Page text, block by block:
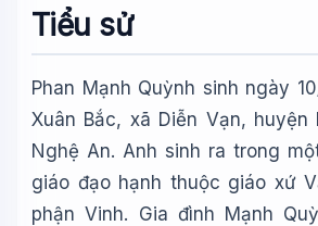
Tiểu sử
Phan Mạnh Quỳnh sinh ngày
Xuân Bắc, xã Diễn Vạn, huyện
Nghệ An. Anh sinh ra trong
giáo đạo hạnh thuộc giáo xứ
phận Vinh. Gia đình Mạnh